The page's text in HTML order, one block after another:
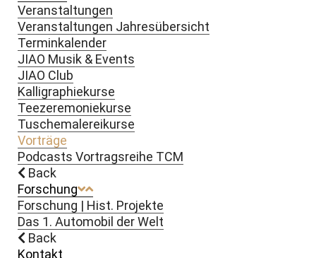
Veranstaltungen
Veranstaltungen Jahresübersicht
Terminkalender
JIAO Musik & Events
JIAO Club
Kalligraphiekurse
Teezeremoniekurse
Tuschemalereikurse
Vorträge
Podcasts Vortragsreihe TCM
Back
Forschung
Forschung | Hist. Projekte
Das 1. Automobil der Welt
Back
Kontakt